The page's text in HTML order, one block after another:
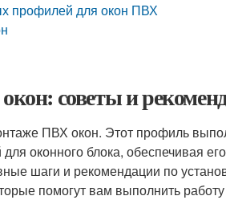
профилей для окон ПВХ
советы и
ПВХ окон. Этот профиль
оконного блока, обеспечивая его
шаги и рекомендации по
помогут вам выполнить работу